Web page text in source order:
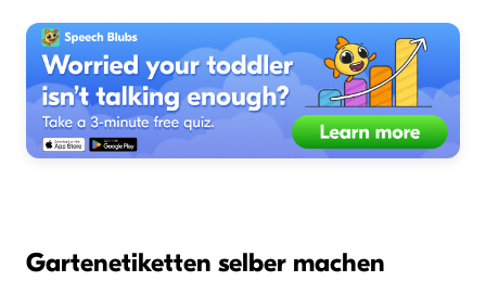
Gartenetiketten selber machen